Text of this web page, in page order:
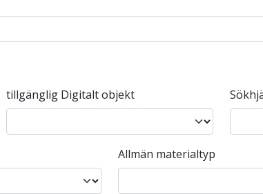
tillgänglig Digitalt objekt
Allmän materialtyp